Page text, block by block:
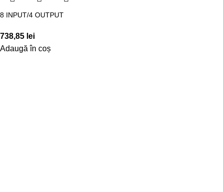
8 INPUT/4 OUTPUT
738,85 lei
Adaugă în coș